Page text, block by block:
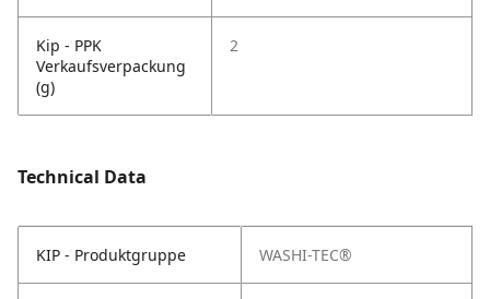
Kip - PPK
Verkaufsverpackung
(g)
2
Technical Data
KIP - Produktgruppe WASHI-TEC®